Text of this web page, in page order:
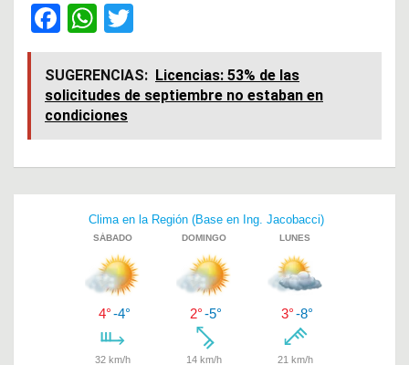
F
a
ce
b
o
o
k
W
h
at
s
A
p
p
wi
tt
er
SUGERENCIAS: Licencias: 53% de las
solicitudes de septiembre no estaban en
condiciones
Navegación
entradas